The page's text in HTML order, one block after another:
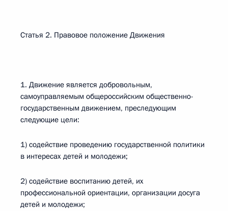
Статья 2. Правовое положение Движения
1. Движение является добровольным,
самоуправляемым общероссийским общественно-
государственным движением, преследующим
следующие цели:
1) содействие проведению государственной политики
в интересах детей и молодежи;
2) содействие воспитанию детей, их
профессиональной ориентации, организации досуга
детей и молодежи;